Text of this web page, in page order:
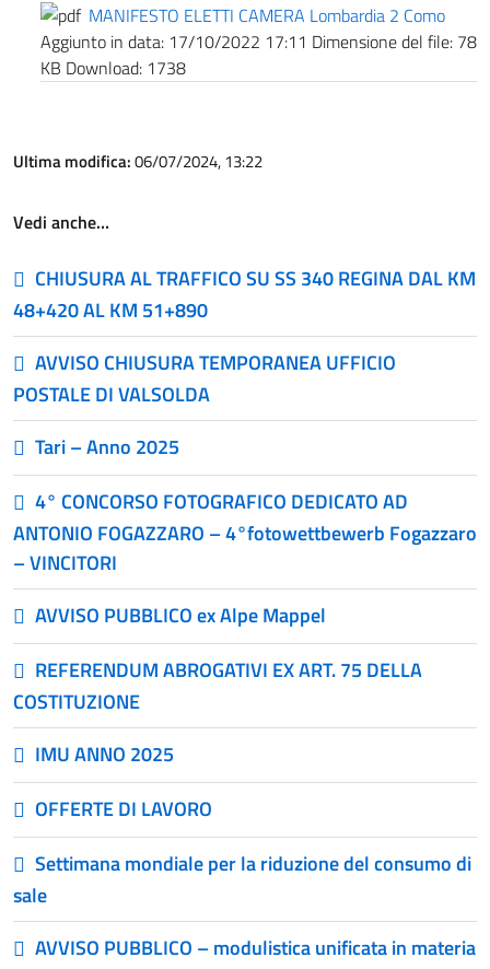
MANIFESTO ELETTI CAMERA Lombardia 2 Como
Aggiunto in data: 17/10/2022 17:11 Dimensione del file: 78
KB Download: 1738
Ultima modifica:06/07/2024, 13:22
Vedi anche…
CHIUSURA AL TRAFFICO SU SS 340 REGINA DAL KM
48+420 AL KM 51+890
AVVISO CHIUSURA TEMPORANEA UFFICIO
POSTALE DI VALSOLDA
Tari – Anno 2025
4° CONCORSO FOTOGRAFICO DEDICATO AD
ANTONIO FOGAZZARO – 4°fotowettbewerb Fogazzaro
– VINCITORI
AVVISO PUBBLICO ex Alpe Mappel
REFERENDUM ABROGATIVI EX ART. 75 DELLA
COSTITUZIONE
IMU ANNO 2025
OFFERTE DI LAVORO
Settimana mondiale per la riduzione del consumo di
sale
AVVISO PUBBLICO – modulistica unificata in materia